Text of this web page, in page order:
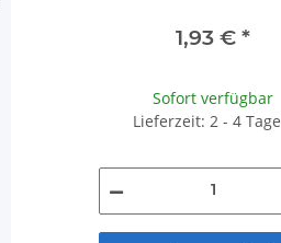
1,93 € *
Sofort verfügbar
Lieferzeit: 2 - 4 Tage